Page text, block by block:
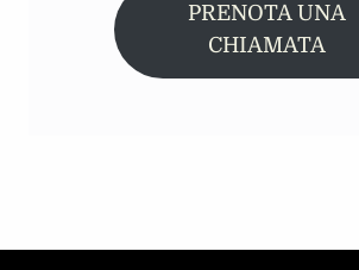
PRENOTA UNA
CHIAMATA